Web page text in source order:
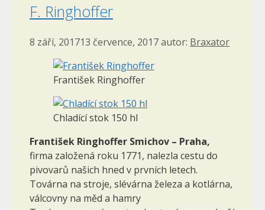
F. Ringhoffer
8 září, 201713 července, 2017autor: Braxator
František Ringhoffer
Chladící stok 150 hl
František Ringhoffer Smichov – Praha,
firma založená roku 1771, nalezla cestu do
pivovarů našich hned v prvních letech.
Továrna na stroje, slévárna železa a kotlárna,
válcovny na měd a hamry